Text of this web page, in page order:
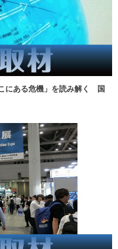
にある危機」を読み解く 国